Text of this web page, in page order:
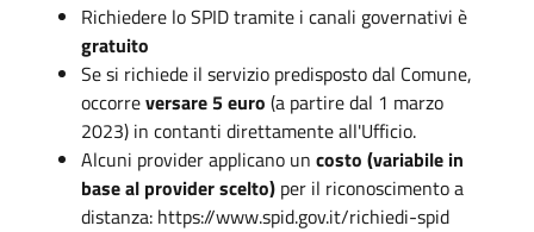
Richiedere lo SPID tramite i canali governativi è
gratuito
Se si richiede il servizio predisposto dal Comune,
occorreversare 5 euro (a partire dal 1 marzo
2023) in contanti direttamente all'Ufficio.
Alcuni provider applicano un costo (variabile in
base al provider scelto) per il riconoscimento a
distanza: https://www.spid.gov.it/richiedi-spid